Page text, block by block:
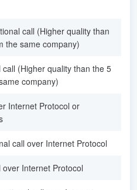
call (Higher quality than
the same company)
(Higher quality than the 5
company)
Internet Protocol or
call over Internet Protocol
Internet Protocol